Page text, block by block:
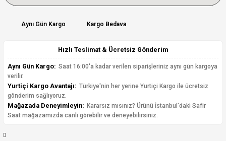
Aynı Gün Kargo Kargo Bedava
Hızlı Teslimat & Ücretsiz Gönderim
Aynı Gün Kargo: Saat 16:00'a kadar verilen siparişleriniz aynı gün kargoya
verilir.
Yurtiçi Kargo Avantajı: Türkiye'nin her yerine Yurtiçi Kargo ile ücretsiz
gönderim sağlıyoruz.
Mağazada Deneyimleyin: Kararsız mısınız? Ürünü İstanbul'daki Safir
Saat mağazamızda canlı görebilir ve deneyebilirsiniz.